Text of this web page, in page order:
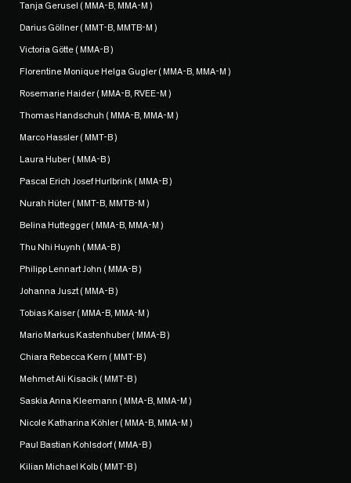
Tanja Gerusel ( MMA-B, MMA-M )
Darius Göllner ( MMT-B, MMTB-M )
Victoria Götte ( MMA-B )
Florentine Monique Helga Gugler ( MMA-B, MMA-M )
Rosemarie Haider ( MMA-B, RVEE-M )
Thomas Handschuh ( MMA-B, MMA-M )
Marco Hassler ( MMT-B )
Laura Huber ( MMA-B )
Pascal Erich Josef Hurlbrink ( MMA-B )
Nurah Hüter ( MMT-B, MMTB-M )
Belina Huttegger ( MMA-B, MMA-M )
Thu Nhi Huynh ( MMA-B )
Philipp Lennart John ( MMA-B )
Johanna Juszt ( MMA-B )
Tobias Kaiser ( MMA-B, MMA-M )
Mario Markus Kastenhuber ( MMA-B )
Chiara Rebecca Kern ( MMT-B )
Mehmet Ali Kisacik ( MMT-B )
Saskia Anna Kleemann ( MMA-B, MMA-M )
Nicole Katharina Köhler ( MMA-B, MMA-M )
Paul Bastian Kohlsdorf ( MMA-B )
Kilian Michael Kolb ( MMT-B )